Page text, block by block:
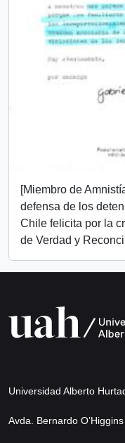
[Miembro de
defensa de los
Chile felicita por la
de Verdad y
Universidad Alberto
Avda. Bernardo